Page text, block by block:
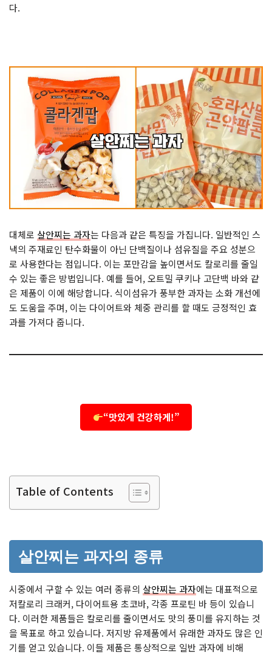
다.
대체로 살안찌는 과자는 다음과 같은 특징을 가집니다. 일반적인 스
낵의 주재료인 탄수화물이 아닌 단백질이나 섬유질을 주요 성분으
로 사용한다는 점입니다. 이는 포만감을 높이면서도 칼로리를 줄일
수 있는 좋은 방법입니다. 예를 들어, 오트밀 쿠키나 고단백 바와 같
은 제품이 이에 해당합니다. 식이섬유가 풍부한 과자는 소화 개선에
도 도움을 주며, 이는 다이어트와 체중 관리를 할 때도 긍정적인 효
과를 가져다 줍니다.
“맛있게 건강하게!”
Table of Contents
살안찌는 과자의 종류
시중에서 구할 수 있는 여러 종류의 살안찌는 과자에는 대표적으로
저칼로리 크래커, 다이어트용 초코바, 각종 프로틴 바 등이 있습니
다. 이러한 제품들은 칼로리를 줄이면서도 맛의 풍미를 유지하는 것
을 목표로 하고 있습니다. 저지방 유제품에서 유래한 과자도 많은 인
기를 얻고 있습니다. 이들 제품은 통상적으로 일반 과자에 비해